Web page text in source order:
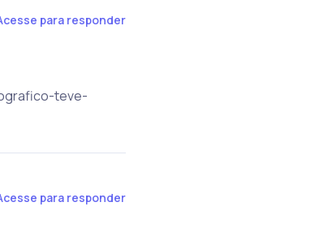
para responder
teve-
para responder